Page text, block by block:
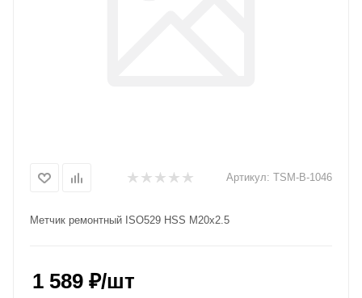
Артикул: TSM-B-1046
Метчик ремонтный ISO529 HSS M20x2.5
1 589 ₽/шт